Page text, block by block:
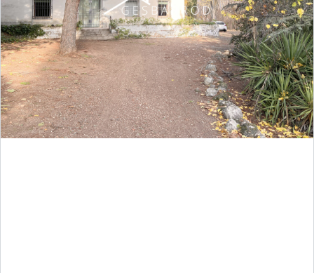
Nombre de usuario
Password
INICIAR SESIÓN